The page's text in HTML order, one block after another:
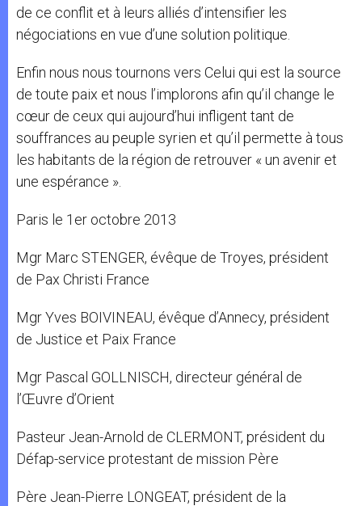
de ce conflit et à leurs alliés d’intensifier les
négociations en vue d’une solution politique.
Enfin nous nous tournons vers Celui qui est la source
de toute paix et nous l’implorons afin qu’il change le
cœur de ceux qui aujourd’hui infligent tant de
souffrances au peuple syrien et qu’il permette à tous
les habitants de la région de retrouver « un avenir et
une espérance ».
Paris le 1er octobre 2013
Mgr Marc STENGER, évêque de Troyes, président
de Pax Christi France
Mgr Yves BOIVINEAU, évêque d’Annecy, président
de Justice et Paix France
Mgr Pascal GOLLNISCH, directeur général de
l’Œuvre d’Orient
Pasteur Jean-Arnold de CLERMONT, président du
Défap-service protestant de mission Père
Père Jean-Pierre LONGEAT, président de la